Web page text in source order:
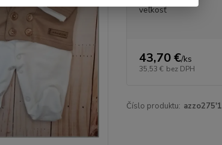
veľkosť
43,70 €/ks
35,53 € bez DPH
Číslo produktu: azzo275'1